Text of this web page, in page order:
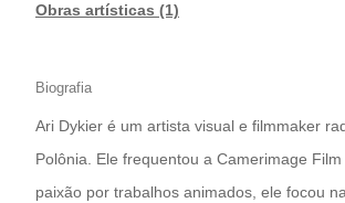
Obras artísticas (1)
Biografia
Ari Dykier é um artista visual e filmmaker
Polônia. Ele frequentou a Camerimage
paixão por trabalhos animados, ele focou